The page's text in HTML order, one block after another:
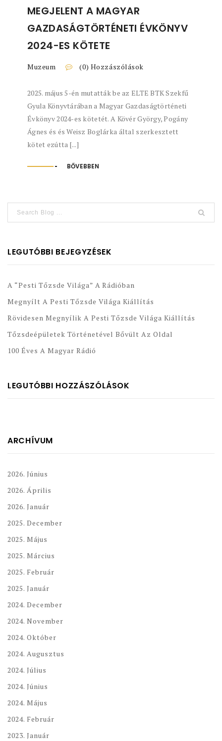
MEGJELENT A MAGYAR
GAZDASÁGTÖRTÉNETI ÉVKÖNYV
2024-ES KÖTETE
Muzeum (0) Hozzászólások
2025. május 5-én mutatták be az ELTE BTK Szekfű
Gyula Könyvtárában a Magyar Gazdaságtörténeti
Évkönyv 2024-es kötetét. A Kövér György, Pogány
Ágnes és és Weisz Boglárka által szerkesztett
kötet ezútta [...]
BŐVEBBEN
LEGUTÓBBI BEJEGYZÉSEK
A “Pesti Tőzsde Világa” A Rádióban
Megnyílt A Pesti Tőzsde Világa Kiállítás
Rövidesen Megnyílik A Pesti Tőzsde Világa Kiállítás
Tőzsdeépületek Történetével Bővült Az Oldal
100 Éves A Magyar Rádió
LEGUTÓBBI HOZZÁSZÓLÁSOK
ARCHÍVUM
2026. Június
2026. Április
2026. Január
2025. December
2025. Május
2025. Március
2025. Február
2025. Január
2024. December
2024. November
2024. Október
2024. Augusztus
2024. Július
2024. Június
2024. Május
2024. Február
2023. Január